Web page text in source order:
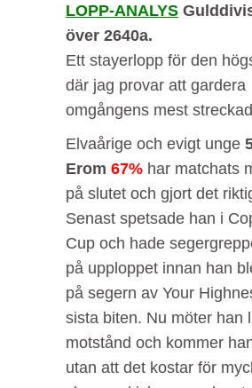
LOPP-ANALYS
över 2640a.
Ett stayerlopp för den
där jag provar att gardera
omgångens mest
Elvaårige och evigt unge
Erom 67% har matchats
på slutet och gjort det
Senast spetsade han i
Cup och hade
på upploppet innan han
på segern av Your
sista biten. Nu möter han
motstånd och kommer
utan att det kostar för